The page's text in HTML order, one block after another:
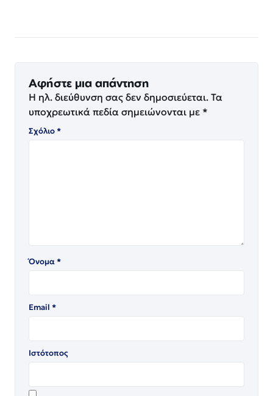
Αφήστε μια απάντηση
Η ηλ. διεύθυνση σας δεν δημοσιεύεται. Τα
υποχρεωτικά πεδία σημειώνονται με *
Σχόλιο*
Όνομα*
Email *
Ιστότοπος